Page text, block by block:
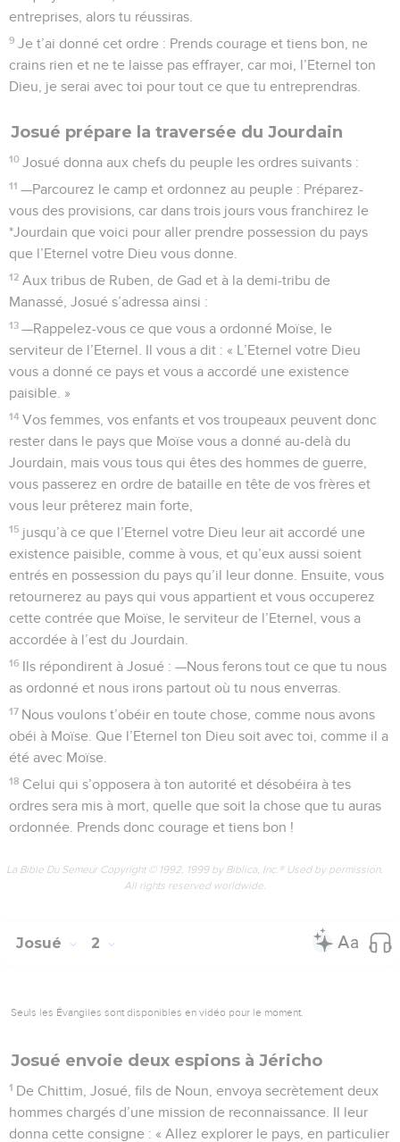
entreprises, alors tu réussiras.
9 Je t’ai donné cet ordre : Prends courage et tiens bon, ne
crains rien et ne te laisse pas effrayer, car moi, l’Eternel ton
Dieu, je serai avec toi pour tout ce que tu entreprendras.
Josué prépare la traversée du Jourdain
10 Josué donna aux chefs du peuple les ordres suivants :
11 —Parcourez le camp et ordonnez au peuple : Préparez-
vous des provisions, car dans trois jours vous franchirez le
*Jourdain que voici pour aller prendre possession du pays
que l’Eternel votre Dieu vous donne.
12 Aux tribus de Ruben, de Gad et à la demi-tribu de
Manassé, Josué s’adressa ainsi :
13 —Rappelez-vous ce que vous a ordonné Moïse, le
serviteur de l’Eternel. Il vous a dit : « L’Eternel votre Dieu
vous a donné ce pays et vous a accordé une existence
paisible. »
14 Vos femmes, vos enfants et vos troupeaux peuvent donc
rester dans le pays que Moïse vous a donné au-delà du
Jourdain, mais vous tous qui êtes des hommes de guerre,
vous passerez en ordre de bataille en tête de vos frères et
vous leur prêterez main forte,
15 jusqu’à ce que l’Eternel votre Dieu leur ait accordé une
existence paisible, comme à vous, et qu’eux aussi soient
entrés en possession du pays qu’il leur donne. Ensuite, vous
retournerez au pays qui vous appartient et vous occuperez
cette contrée que Moïse, le serviteur de l’Eternel, vous a
accordée à l’est du Jourdain.
16 Ils répondirent à Josué : —Nous ferons tout ce que tu nous
as ordonné et nous irons partout où tu nous enverras.
17 Nous voulons t’obéir en toute chose, comme nous avons
obéi à Moïse. Que l’Eternel ton Dieu soit avec toi, comme il a
été avec Moïse.
18 Celui qui s’opposera à ton autorité et désobéira à tes
ordres sera mis à mort, quelle que soit la chose que tu auras
ordonnée. Prends donc courage et tiens bon !
La Bible Du Semeur Copyright © 1992, 1999 by Biblica, Inc.® Used by permission.
All rights reserved worldwide.
Josué 2
Seuls les Évangiles sont disponibles en vidéo pour le moment.
Josué envoie deux espions à Jéricho
1 De Chittim, Josué, fils de Noun, envoya secrètement deux
hommes chargés d’une mission de reconnaissance. Il leur
donna cette consigne : « Allez explorer le pays, en particulier